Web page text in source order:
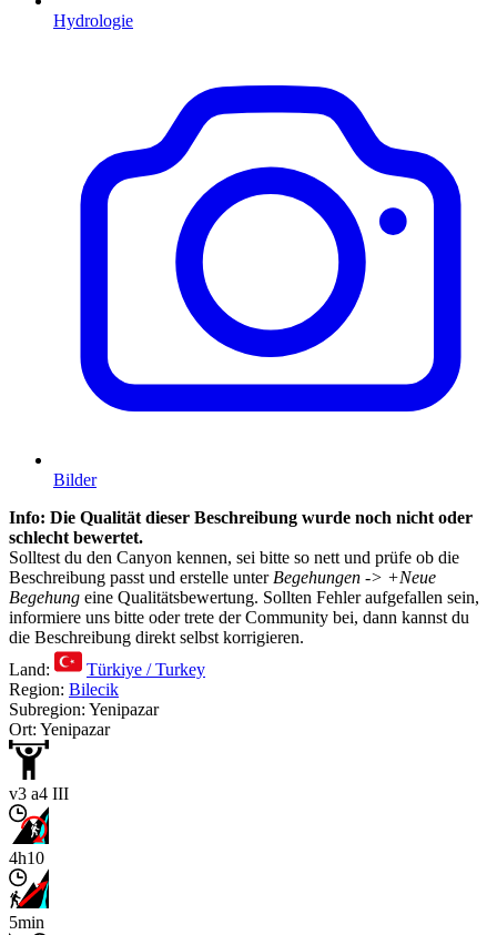
Hydrologie
Bilder
Info: Die Qualität dieser Beschreibung wurde noch nicht oder
schlecht bewertet.
Solltest du den Canyon kennen, sei bitte so nett und prüfe ob die
Beschreibung passt und erstelle unter Begehungen -> +Neue
Begehung eine Qualitätsbewertung. Sollten Fehler aufgefallen sein,
informiere uns bitte oder trete der Community bei, dann kannst du
die Beschreibung direkt selbst korrigieren.
Land:
Türkiye / Turkey
Region: Bilecik
Subregion: Yenipazar
Ort: Yenipazar
v3 a4 III
4h10
5min